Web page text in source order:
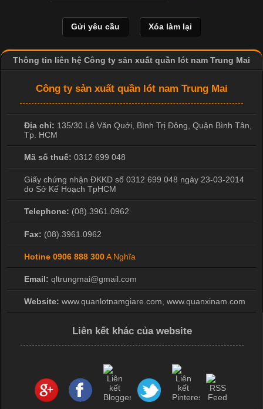
hình ảnh sắc nét và bền màu. Đặc biệt, kỹ thuật này được ứng
dụng rộng rãi trong sản xuất áo thun, đồ thể thao
Thông tin liên hệ Công ty sản xuất quần lót nam Trung Mai
Công ty sản xuất quần lót nam Trung Mai
Địa chỉ: 135/30 Lê Văn Quới, Bình Trị Đông Quận Bình Tân
Tp. HCM
Mã số thuế: 0312 699 048
Giấy chứng nhận ĐKKD số 0312 699 048 ngày 23-03-2014
do Sở Kế Hoạch TpHCM
Telephone: (08).3961.0962
Fax: (08).3961.0962
Hotine 0906 888 300A Nghĩa
Email: qltrungmai@gmail.com
Website: www.quanlotnamgiare.com, www.quanxinam.com
Liên kết khác của website